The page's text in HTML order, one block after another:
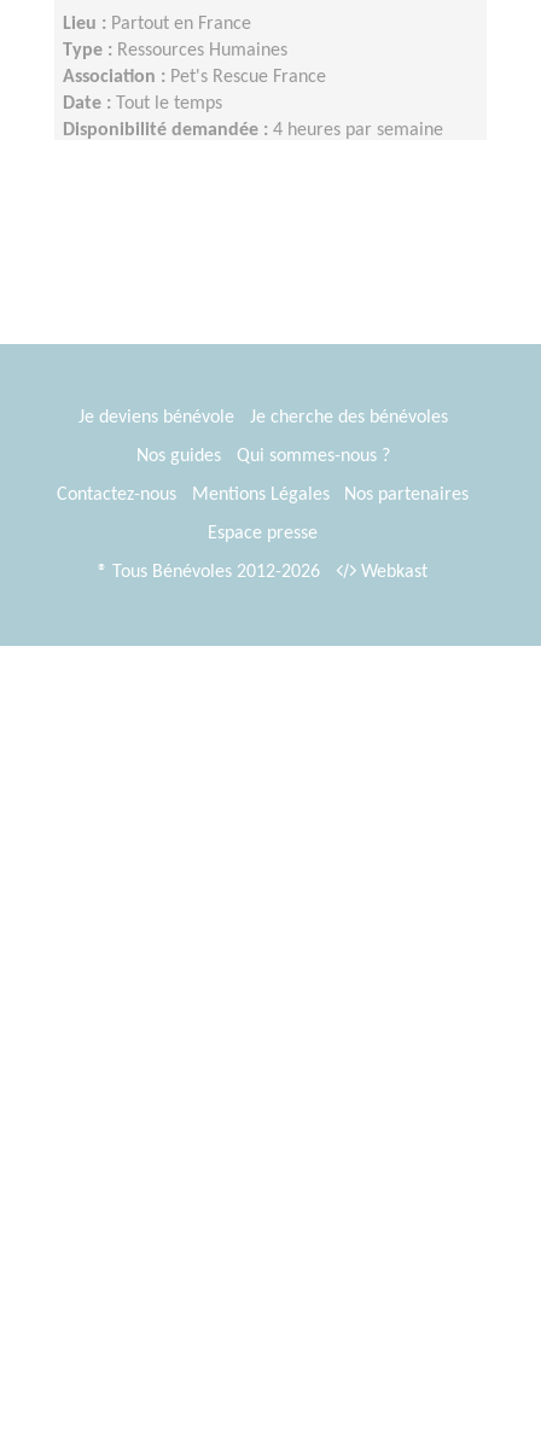
Lieu : Partout en France
Type : Ressources Humaines
Association : Pet's Rescue France
Date :
Tout le temps
Disponibilité demandée : 4 heures par semaine
Je deviens bénévole
Je cherche des bénévoles
Nos guides
Qui sommes-nous ?
Contactez-nous
Mentions Légales
Nos partenaires
Espace presse
® Tous Bénévoles 2012-2026
Webkast